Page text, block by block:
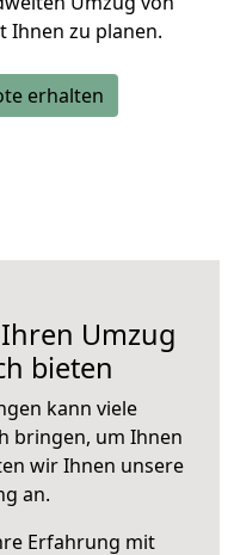
Ihnen zu planen.
erhalten
Umzug
bieten
kann viele
bringen, um Ihnen
wir Ihnen unsere
an.
Erfahrung mit